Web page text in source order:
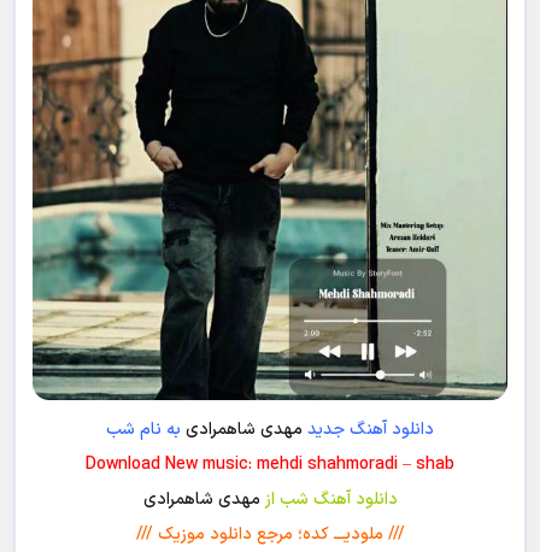
دانلود آهنگ جدید مهدی شاهمرادی به نام شب
Download New music: mehdi shahmoradi – shab
دانلود آهنگ شب از مهدی شاهمرادی
/// ملودیـــ کده؛ مرجع دانلود موزیک ///